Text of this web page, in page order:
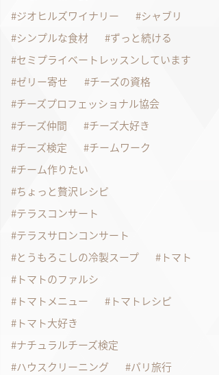
ジオヒルズワイナリー
シャブリ
シンプルな食材
ずっと続ける
セミプライベートレッスンしています
ゼリー寄せ
チーズの資格
チーズプロフェッショナル協会
チーズ仲間
チーズ大好き
チーズ検定
チームワーク
チーム作りたい
ちょっと贅沢レシピ
テラスコンサート
テラスサロンコンサート
とうもろこしの冷製スープ
トマト
トマトのファルシ
トマトメニュー
トマトレシピ
トマト大好き
ナチュラルチーズ検定
ハウスクリーニング
パリ旅行